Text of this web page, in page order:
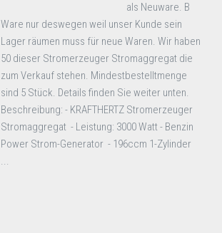
als Neuware. B
Ware nur deswegen weil unser Kunde sein
Lager räumen muss für neue Waren. Wir haben
50 dieser Stromerzeuger Stromaggregat die
zum Verkauf stehen. Mindestbestelltmenge
sind 5 Stück. Details finden Sie weiter unten.
Beschreibung: - KRAFTHERTZ Stromerzeuger
Stromaggregat - Leistung: 3000 Watt - Benzin
Power Strom-Generator - 196ccm 1-Zylinder
...